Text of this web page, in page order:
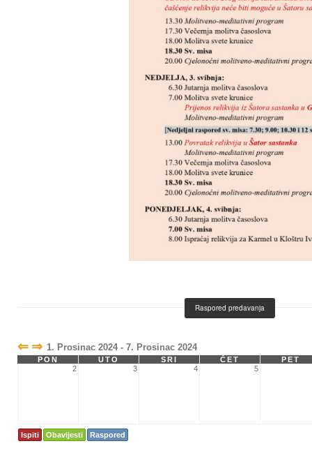
Raspored predavanja
⇐ ⇒ 1. Prosinac 2024 - 7. Prosinac 2024
PON UTO SRI ČET
PET
2
3 4 5
Ispiti Obavijesti Raspored